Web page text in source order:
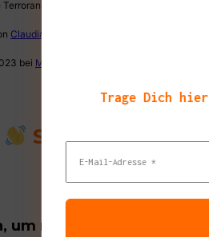
Terroranschläge in Paris Gerichtsreportage“
Claudia Hamm
bei Matthes und Seitz Berlin
Schön, das du
um regelmäßig tolle
Trage Dich